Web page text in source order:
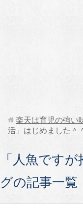
楽天は育児の強い
活」はじめました＾
「人魚です
グの記事一覧